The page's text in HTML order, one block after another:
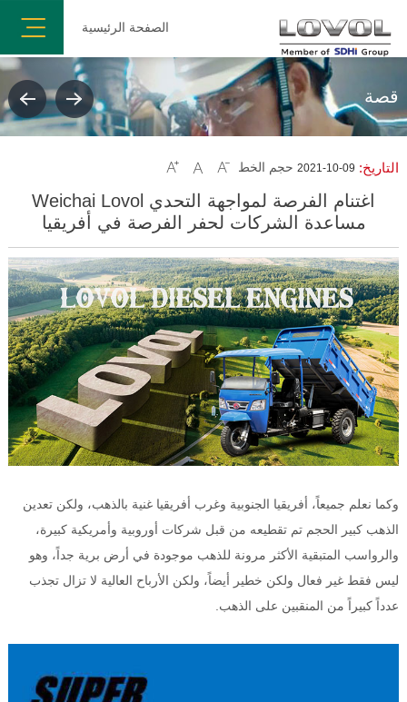
الصفحة الرئيسية
قصة
التاريخ: 2021-10-09 حجم الخط 


اغتنام الفرصة لمواجهة التحدي Weichai Lovol
مساعدة الشركات لحفر الفرصة في أفريقيا
وكما نعلم جميعاً، أفريقيا الجنوبية وغرب أفريقيا غنية بالذهب، ولكن تعدين
الذهب كبير الحجم تم تقطيعه من قبل شركات أوروبية وأمريكية كبيرة،
والرواسب المتبقية الأكثر مرونة للذهب موجودة في أرض برية جداً، وهو
ليس فقط غير فعال ولكن خطير أيضاً، ولكن الأرباح العالية لا تزال تجذب
عدداً كبيراً من المنقبين على الذهب.